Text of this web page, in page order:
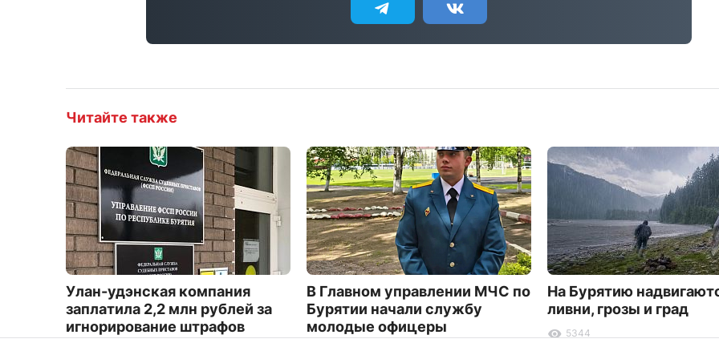
Читайте также
Улан-удэнская компания
заплатила 2,2 млн рублей за
игнорирование штрафов
В Главном управлении МЧС по
Бурятии начали службу
молодые офицеры
На Бурятию
ливни, грозы и град
5344